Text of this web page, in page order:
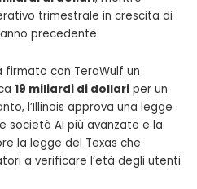
trimestrale in crescita di
precedente.
firmato con TeraWulf un
19 miliardi di dollari per un
l’Illinois approva una legge
società AI più avanzate e la
la legge del Texas che
a verificare l’età degli utenti.